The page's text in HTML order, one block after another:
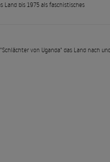
Land bis 1975 als faschistisches
von Uganda" das Land nach